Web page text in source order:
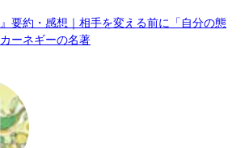
』要約・感想｜相手を変える前に「自分の態
ーネギーの名著